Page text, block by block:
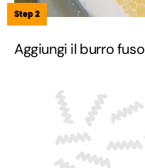
Step 2
Aggiungi il burro fuso